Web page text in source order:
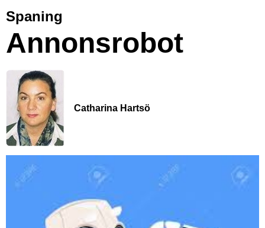
Spaning
Annonsrobot
Catharina Hartsö